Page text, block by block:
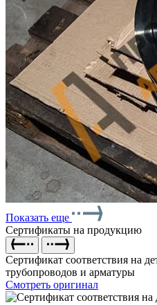
Показать еще
Сертификаты на продукцию
Сертификат соответствия на
трубопроводов и арматуры
Смотреть оригинал